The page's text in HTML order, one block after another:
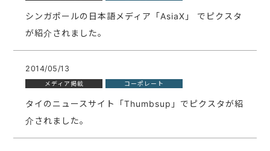
シンガポールの日本語メディア「AsiaX」 でピクスタ
が紹介されました。
2014/05/13
メディア掲載 コーポレート
タイのニュースサイト「Thumbsup」でピクスタが紹
介されました。